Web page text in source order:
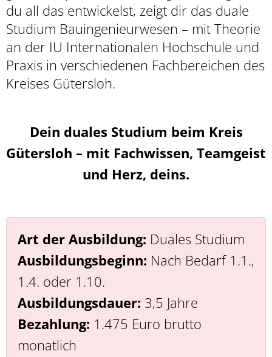
du all das entwickelst, zeigt dir das duale
Studium Bauingenieurwesen – mit Theorie
an der IU Internationalen Hochschule und
Praxis in verschiedenen Fachbereichen des
Kreises Gütersloh.
Dein duales Studium beim Kreis
Gütersloh – mit Fachwissen, Teamgeist
und Herz, deins.
Art der Ausbildung: Duales Studium
Ausbildungsbeginn: Nach Bedarf 1.1.,
1.4. oder 1.10.
Ausbildungsdauer: 3,5 Jahre
Bezahlung: 1.475 Euro brutto
monatlich